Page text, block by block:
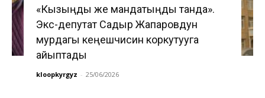
«Кызыңды же мандатыңды танда».
Экс-депутат Садыр Жапаровдун
мурдагы кеңешчисин коркутууга
айыптады
kloopkyrgyz - 25/06/2026